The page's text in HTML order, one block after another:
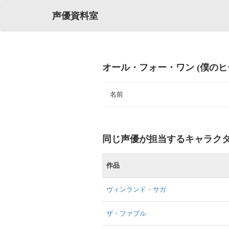
声優資料室
オール・フォー・ワン (僕の
名前
同じ声優が担当するキャラク
作品
ヴィンランド・サガ
ザ・ファブル